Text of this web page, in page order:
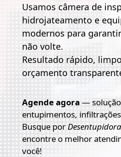
Usamos câmera de
hidrojateamento e
modernos para
não volte.
Resultado rápido,
orçamento
Agende agora —
entupimentos,
Busque por
encontre o melhor
você!